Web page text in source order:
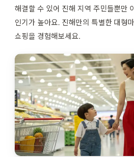
해결할 수 있어 진해 지역 주민들뿐만
인기가 높아요. 진해만의 특별한 대형
쇼핑을 경험해보세요.